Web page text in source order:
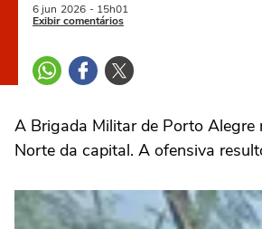
6 jun 2026 - 15h01
Exibir comentários
A Brigada Militar de Porto Alegre
Norte da capital. A ofensiva